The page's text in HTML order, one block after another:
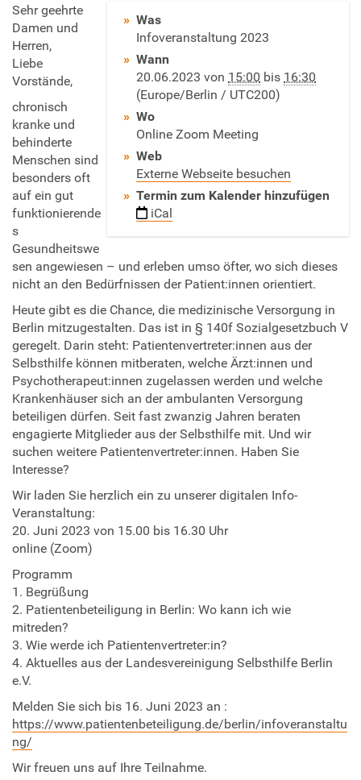
h
t
t
p
s
/
/
w
w
w
.
l
v
-
s
e
l
b
s
t
h
i
l
f
e
-
b
e
r
n
.
d
e
/
e
v
e
n
t
s
/
Was
Infoveranstaltung 2023
Wann
20.06.2023 von 15:00 bis 16:30
(Europe/Berlin / UTC200)
Wo
Online Zoom Meeting
Web
Externe Webseite besuchen
Termin zum Kalender hinzufügen
iCal
Sehr geehrte
Damen und
Herren,
Liebe
Vorstände,
chronisch
kranke und
behinderte
Menschen sind
besonders oft
auf ein gut
funktionierende
s
Gesundheitswe
sen angewiesen – und erleben umso öfter, wo sich dieses
nicht an den Bedürfnissen der Patient:innen orientiert.
Heute gibt es die Chance, die medizinische Versorgung in
Berlin mitzugestalten. Das ist in § 140f Sozialgesetzbuch V
geregelt. Darin steht: Patientenvertreter:innen aus der
Selbsthilfe können mitberaten, welche Ärzt:innen und
Psychotherapeut:innen zugelassen werden und welche
Krankenhäuser sich an der ambulanten Versorgung
beteiligen dürfen. Seit fast zwanzig Jahren beraten
engagierte Mitglieder aus der Selbsthilfe mit. Und wir
suchen weitere Patientenvertreter:innen. Haben Sie
Interesse?
Wir laden Sie herzlich ein zu unserer digitalen Info-
Veranstaltung:
20. Juni 2023 von 15.00 bis 16.30 Uhr
online (Zoom)
Programm
1. Begrüßung
2. Patientenbeteiligung in Berlin: Wo kann ich wie
mitreden?
3. Wie werde ich Patientenvertreter:in?
4. Aktuelles aus der Landesvereinigung Selbsthilfe Berlin
e.V.
Melden Sie sich bis 16. Juni 2023 an :
https://www.patientenbeteiligung.de/berlin/infoveranstaltu
ng/
Wir freuen uns auf Ihre Teilnahme.